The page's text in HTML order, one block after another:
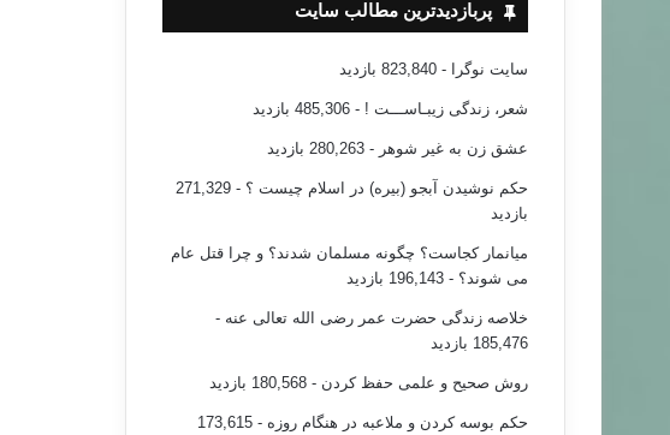
پربازدیدترین مطالب سایت
سایت نوگرا - 823,840 بازدید
شعر، زندگی زیبـاســـت ! - 485,306 بازدید
عشق زن به غیر شوهر - 280,263 بازدید
حکم نوشیدن آبجو (بیره) در اسلام چیست ؟
- 271,329
بازدید
میانمار کجاست؟ چگونه مسلمان شدند؟ و چرا قتل عام
می شوند؟ - 196,143 بازدید
خلاصه زندگی حضرت عمر رضی الله تعالی عنه -
185,476 بازدید
روش صحیح و علمی حفظ کردن - 180,568 بازدید
حکم بوسه کردن و ملاعبه در هنگام روزه
- 173,615